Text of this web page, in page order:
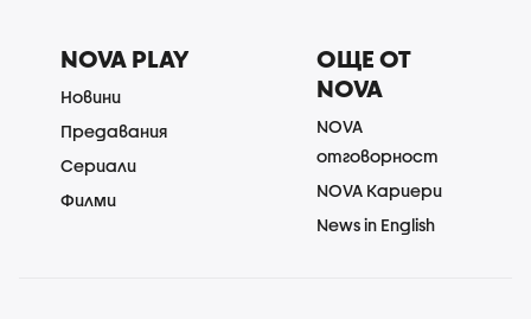
NOVA PLAY
Новини
Предавания
Сериали
Филми
ОЩЕ ОТ
NOVA
NOVA
отговорност
NOVA Кариери
News in English